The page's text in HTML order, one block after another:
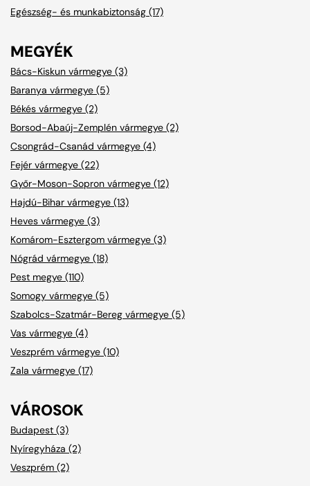
Egészség- és munkabiztonság (17)
MEGYÉK
Bács-Kiskun vármegye (3)
Baranya vármegye (5)
Békés vármegye (2)
Borsod-Abaúj-Zemplén vármegye (2)
Csongrád-Csanád vármegye (4)
Fejér vármegye (22)
Győr-Moson-Sopron vármegye (12)
Hajdú-Bihar vármegye (13)
Heves vármegye (3)
Komárom-Esztergom vármegye (3)
Nógrád vármegye (18)
Pest megye (110)
Somogy vármegye (5)
Szabolcs-Szatmár-Bereg vármegye (5)
Vas vármegye (4)
Veszprém vármegye (10)
Zala vármegye (17)
VÁROSOK
Budapest (3)
Nyíregyháza (2)
Veszprém (2)